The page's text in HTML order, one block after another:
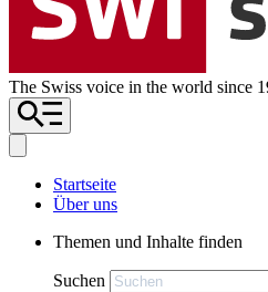
The Swiss voice in the world since
Startseite
Über uns
Themen und Inhalte finden
Suchen